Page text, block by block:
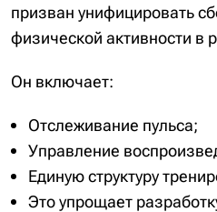
призван унифицировать
физической активности в
Он включает:
Отслеживание пульса;
Управление
Единую структуру
Это упрощает